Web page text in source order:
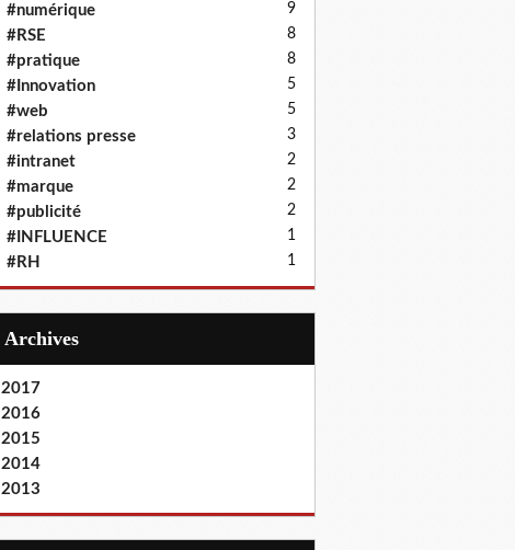
#numérique 9
#RSE 8
#pratique 8
#Innovation 5
#web 5
#relations presse 3
#intranet 2
#marque 2
#publicité 2
#INFLUENCE 1
#RH 1
Archives
2017
2016
2015
2014
2013